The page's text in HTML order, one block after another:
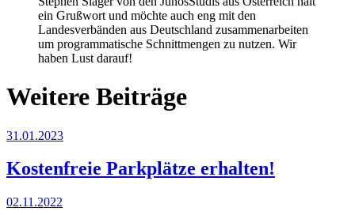
ein Grußwort und möchte auch eng mit den
Landesverbänden aus Deutschland zusammenarbeiten
um programmatische Schnittmengen zu nutzen. Wir
haben Lust darauf!
Weitere Beiträge
31.01.2023
Kostenfreie Parkplätze erhalten!
02.11.2022